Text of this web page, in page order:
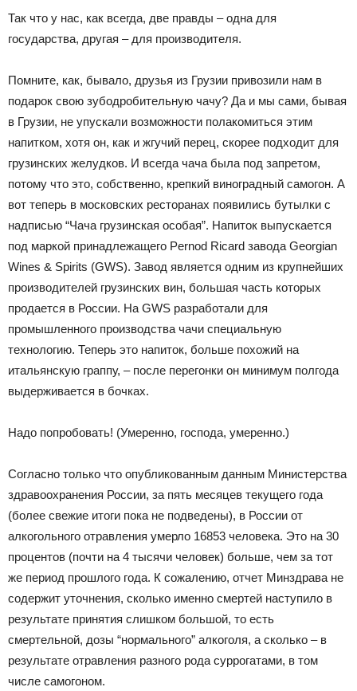
Так что у нас, как всегда, две правды – одна для
государства, другая – для производителя.
Помните, как, бывало, друзья из Грузии привозили нам в
подарок свою зубодробительную чачу? Да и мы сами, бывая
в Грузии, не упускали возможности полакомиться этим
напитком, хотя он, как и жгучий перец, скорее подходит для
грузинских желудков. И всегда чача была под запретом,
потому что это, собственно, крепкий виноградный самогон. А
вот теперь в московских ресторанах появились бутылки с
надписью “Чача грузинская особая”. Напиток выпускается
под маркой принадлежащего Pernod Ricard завода Georgian
Wines & Spirits (GWS). Завод является одним из крупнейших
производителей грузинских вин, большая часть которых
продается в России. На GWS разработали для
промышленного производства чачи специальную
технологию. Теперь это напиток, больше похожий на
итальянскую граппу, – после перегонки он минимум полгода
выдерживается в бочках.
Надо попробовать! (Умеренно, господа, умеренно.)
Согласно только что опубликованным данным Министерства
здравоохранения России, за пять месяцев текущего года
(более свежие итоги пока не подведены), в России от
алкогольного отравления умерло 16853 человека. Это на 30
процентов (почти на 4 тысячи человек) больше, чем за тот
же период прошлого года. К сожалению, отчет Минздрава не
содержит уточнения, сколько именно смертей наступило в
результате принятия слишком большой, то есть
смертельной, дозы “нормального” алкоголя, а сколько – в
результате отравления разного рода суррогатами, в том
числе самогоном.